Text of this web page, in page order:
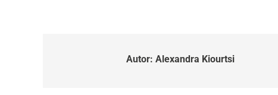
Autor: Alexandra Kiourtsi